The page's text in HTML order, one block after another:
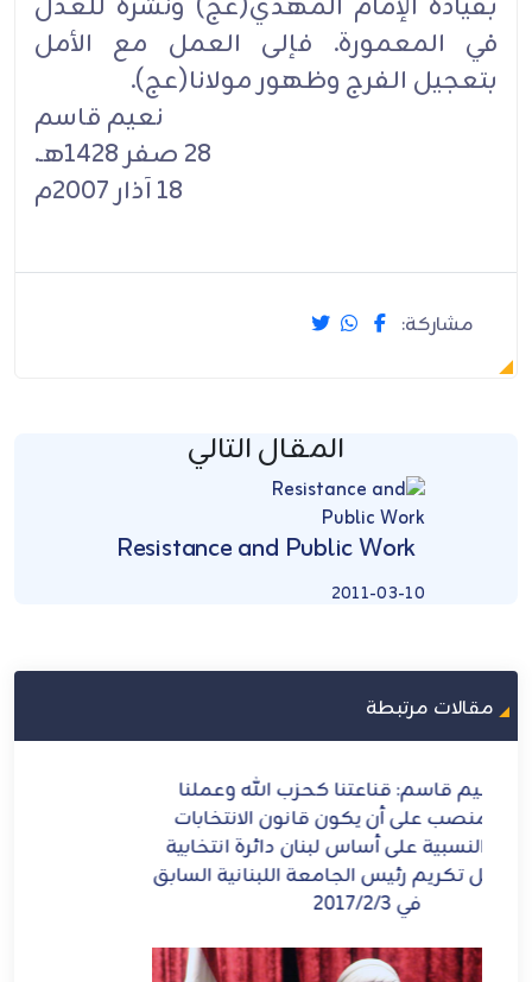
في المعمورة. فإلى العمل مع الأمل
بتعجيل الفرج وظهور مولانا(عج).
نعيم قاسم
28 صفر 1428هـ.
18 آذار 2007م
مشاركة:
المقال التالي
Resistance and Public Work
2011-03-10
مقالات مرتبطة
المهدي(عج) يُقِيمُ الدِّين
المهدي المخلص